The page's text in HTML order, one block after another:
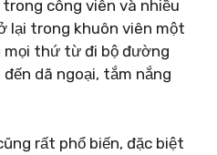
công viên và nhiều
lại trong khuôn viên một
thứ từ đi bộ đường
dã ngoại, tắm nắng
rất phổ biến, đặc biệt